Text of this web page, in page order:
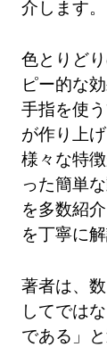
介します。
色とりど
ピー的な
手指を使
が作り上
様々な特
った簡単
を多数紹
を丁寧に
著者は、
してでは
である」